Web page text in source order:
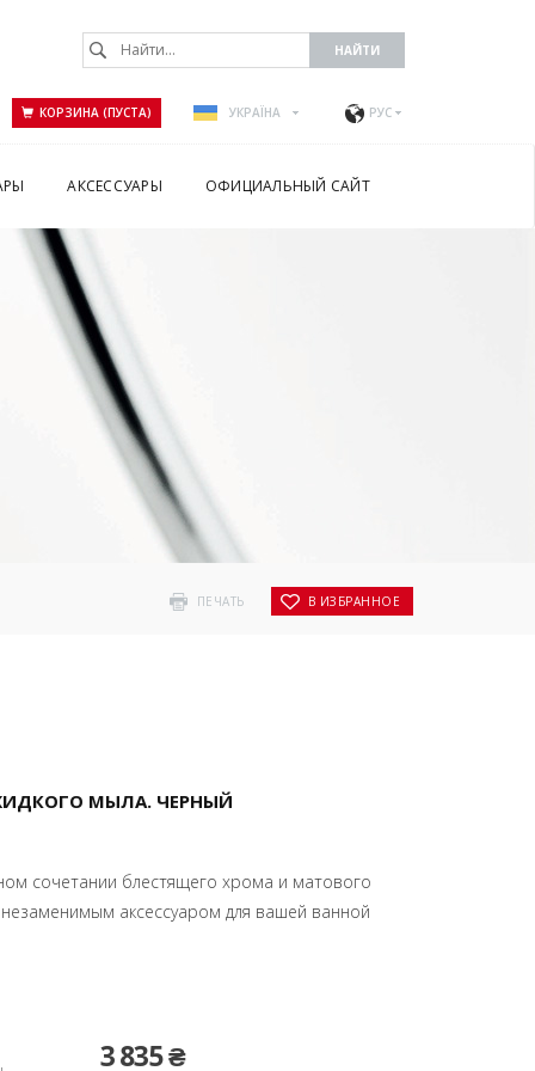
КОРЗИНА (ПУСТА) УКРАЇНА РУС
АКСЕССУАРЫ ОФИЦИАЛЬНЫЙ САЙТ
ПЕЧАТЬ В ИЗБРАННОЕ
МЫЛА. ЧЕРНЫЙ
сочетании блестящего хрома и матового
незаменимым аксессуаром для вашей ванной
3 835 ₴